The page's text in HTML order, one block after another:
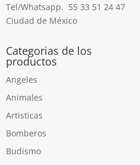
Tel/Whatsapp. 55 33 51 24 47
Ciudad de México
Categorias de los
productos
Angeles
Animales
Artisticas
Bomberos
Budismo